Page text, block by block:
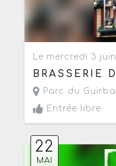
Le mercredi 3
BRASSERIE
Parc du
Entrée libre
22
MAI